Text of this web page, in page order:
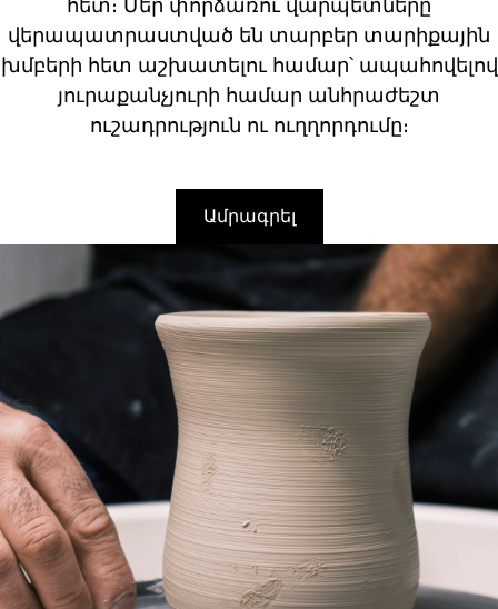
հետ։ Մեր փորձառու վարպետները
վերապատրաստված են տարբեր տարիքային
խմբերի հետ աշխատելու համար՝ ապահովելով
յուրաքանչյուրի համար անհրաժեշտ
ուշադրություն ու ուղղորդումը։
Ամրագրել